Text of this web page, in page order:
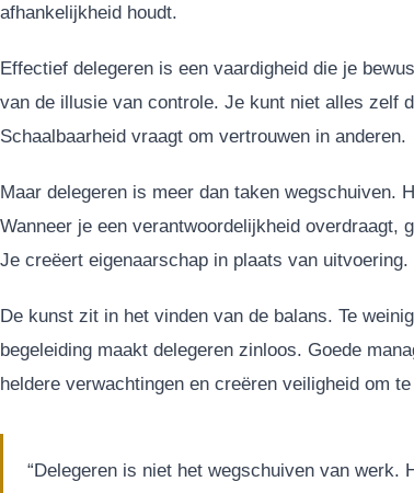
afhankelijkheid houdt.
Effectief delegeren is een vaardigheid die je
van de illusie van controle. Je kunt niet alles zelf
Schaalbaarheid vraagt om vertrouwen in anderen.
Maar delegeren is meer dan taken wegschuiven.
Wanneer je een verantwoordelijkheid overdraagt,
Je creëert eigenaarschap in plaats van uitvoering.
De kunst zit in het vinden van de balans. Te
begeleiding maakt delegeren zinloos. Goede
heldere verwachtingen en creëren veiligheid om
“Delegeren is niet het wegschuiven van werk.